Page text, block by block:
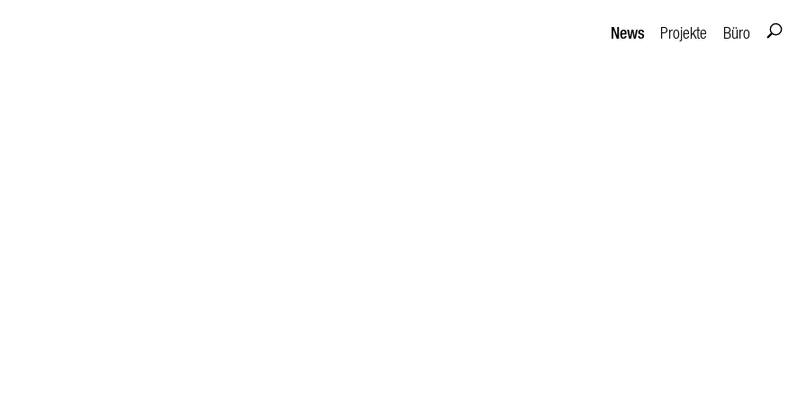
News Projekte Büro